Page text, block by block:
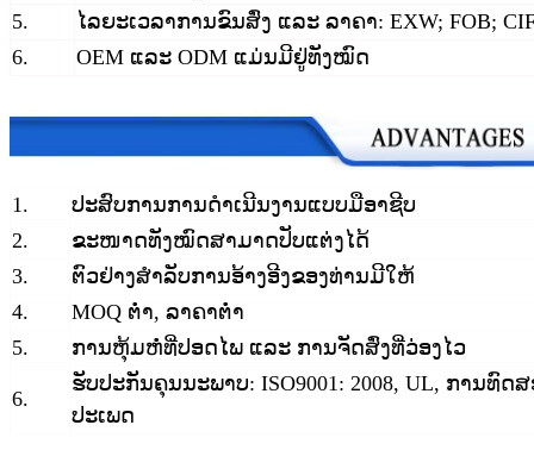
5.
ໄລຍະເວລາການຂົນສົ່ງ ແລະ ລາຄາ: EXW; FOB;
6.
OEM ແລະ ODM ແມ່ນມີຢູ່ທັງໝົດ
1.
ປະສົບການການດຳເນີນງານແບບມືອາຊີບ
2.
ຂະໜາດທັງໝົດສາມາດປັບແຕ່ງໄດ້
3.
ຕົວຢ່າງສຳລັບການອ້າງອີງຂອງທ່ານມີໃຫ້
4.
MOQ ຕ່ຳ, ລາຄາຕໍ່າ
5.
ການຫຸ້ມຫໍ່ທີ່ປອດໄພ ແລະ ການຈັດສົ່ງທີ່ວ່ອງໄວ
6.
ຮັບປະກັນຄຸນນະພາບ: ISO9001: 2008, UL, ການທົດ
ປະເພດ